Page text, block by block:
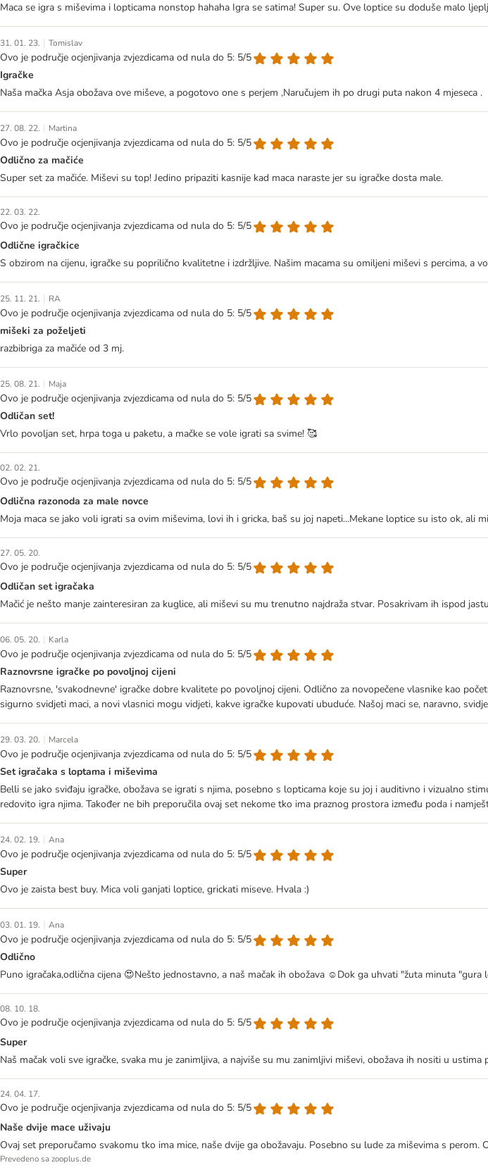
Maca se igra s miševima i lopticama nonstop hahaha Igra se satima! Super su. Ove loptice su doduše malo
31. 01. 23. | Tomislav
Ovo je područje ocjenjivanja zvjezdicama od nula do 5: 5/5
Igračke
Naša mačka Asja obožava ove miševe, a pogotovo one s perjem ,Naručujem ih po drugi puta nakon 4 mjeseca .
27. 08. 22. | Martina
Ovo je područje ocjenjivanja zvjezdicama od nula do 5: 5/5
Odlično za mačiće
Super set za mačiće. Miševi su top! Jedino pripaziti kasnije kad maca naraste jer su igračke dosta male.
22. 03. 22.
Ovo je područje ocjenjivanja zvjezdicama od nula do 5: 5/5
Odlične igračkice
S obzirom na cijenu, igračke su poprilično kvalitetne i izdržljive. Našim macama su omiljeni miševi s percima, a
25. 11. 21. | RA
Ovo je područje ocjenjivanja zvjezdicama od nula do 5: 5/5
mišeki za poželjeti
razbibriga za mačiće od 3 mj.
25. 08. 21. | Maja
Ovo je područje ocjenjivanja zvjezdicama od nula do 5: 5/5
Odličan set!
Vrlo povoljan set, hrpa toga u paketu, a mačke se vole igrati sa svime! 🥰
02. 02. 21.
Ovo je područje ocjenjivanja zvjezdicama od nula do 5: 5/5
Odlična razonoda za male novce
Moja maca se jako voli igrati sa ovim miševima, lovi ih i gricka, baš su joj napeti...Mekane loptice su isto ok, ali
27. 05. 20.
Ovo je područje ocjenjivanja zvjezdicama od nula do 5: 5/5
Odličan set igračaka
Mačić je nešto manje zainteresiran za kuglice, ali miševi su mu trenutno najdraža stvar. Posakrivam ih ispod
06. 05. 20. | Karla
Ovo je područje ocjenjivanja zvjezdicama od nula do 5: 5/5
Raznovrsne igračke po povoljnoj cijeni
Raznovrsne, 'svakodnevne' igračke dobre kvalitete po povoljnoj cijeni. Odlično za novopečene vlasnike kao
sigurno svidjeti maci, a novi vlasnici mogu vidjeti, kakve igračke kupovati ubuduće. Našoj maci se, naravno,
29. 03. 20. | Marcela
Ovo je područje ocjenjivanja zvjezdicama od nula do 5: 5/5
Set igračaka s loptama i miševima
Belli se jako sviđaju igračke, obožava se igrati s njima, posebno s lopticama koje su joj i auditivno i vizualno
redovito igra njima. Također ne bih preporučila ovaj set nekome tko ima praznog prostora između poda i
24. 02. 19. | Ana
Ovo je područje ocjenjivanja zvjezdicama od nula do 5: 5/5
Super
Ovo je zaista best buy. Mica voli ganjati loptice, grickati miseve. Hvala :)
03. 01. 19. | Ana
Ovo je područje ocjenjivanja zvjezdicama od nula do 5: 5/5
Odlično
Puno igračaka,odlična cijena 😍Nešto jednostavno, a naš mačak ih obožava ☺Dok ga uhvati "žuta minuta
08. 10. 18.
Ovo je područje ocjenjivanja zvjezdicama od nula do 5: 5/5
Super
Naš mačak voli sve igračke, svaka mu je zanimljiva, a najviše su mu zanimljivi miševi, obožava ih nositi u
24. 04. 17.
Ovo je područje ocjenjivanja zvjezdicama od nula do 5: 5/5
Naše dvije mace uživaju
Ovaj set preporučamo svakomu tko ima mice, naše dvije ga obožavaju. Posebno su lude za miševima s perom.
Prevedeno sa zooplus.de